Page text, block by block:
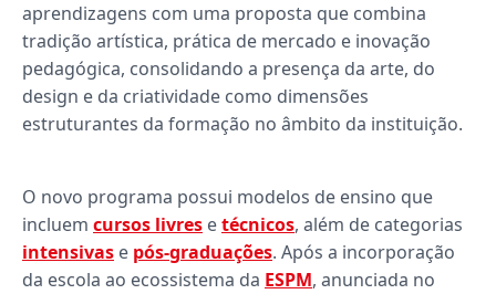
aprendizagens com uma proposta que combina
tradição artística, prática de mercado e inovação
pedagógica, consolidando a presença da arte, do
design e da criatividade como dimensões
estruturantes da formação no âmbito da instituição.
O novo programa possui modelos de ensino que
incluem cursos livres etécnicos, além de categorias
intensivas e pós-graduações. Após a incorporação
da escola ao ecossistema da ESPM, anunciada no